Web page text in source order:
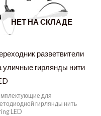
НЕТ НА СКЛАДЕ
разветвители
уличные гирлянды нити
для
гирлянды нить
LED